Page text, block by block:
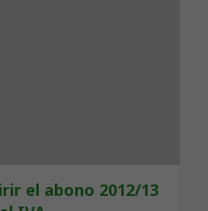
el abono 2012/13